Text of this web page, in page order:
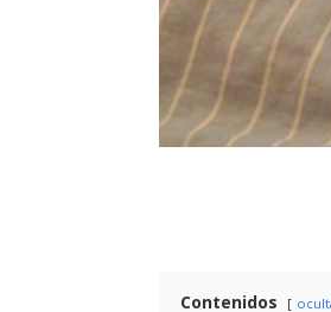
Contenidos